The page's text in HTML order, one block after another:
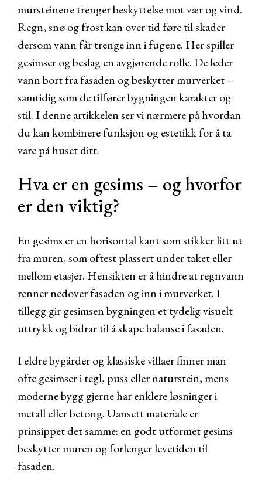
mursteinene trenger beskyttelse mot vær og vind.
Regn, snø og frost kan over tid føre til skader
dersom vann får trenge inn i fugene. Her spiller
gesimser og beslag en avgjørende rolle. De leder
vann bort fra fasaden og beskytter murverket –
samtidig som de tilfører bygningen karakter og
stil. I denne artikkelen ser vi nærmere på hvordan
du kan kombinere funksjon og estetikk for å ta
vare på huset ditt.
Hva er en gesims – og hvorfor
er den viktig?
En gesims er en horisontal kant som stikker litt ut
fra muren, som oftest plassert under taket eller
mellom etasjer. Hensikten er å hindre at regnvann
renner nedover fasaden og inn i murverket. I
tillegg gir gesimsen bygningen et tydelig visuelt
uttrykk og bidrar til å skape balanse i fasaden.
I eldre bygårder og klassiske villaer finner man
ofte gesimser i tegl, puss eller naturstein, mens
moderne bygg gjerne har enklere løsninger i
metall eller betong. Uansett materiale er
prinsippet det samme: en godt utformet gesims
beskytter muren og forlenger levetiden til
fasaden.